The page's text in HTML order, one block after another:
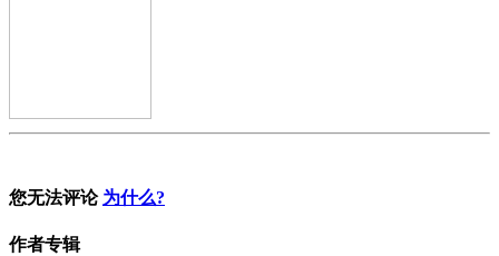
您无法评论 为什么?
作者专辑